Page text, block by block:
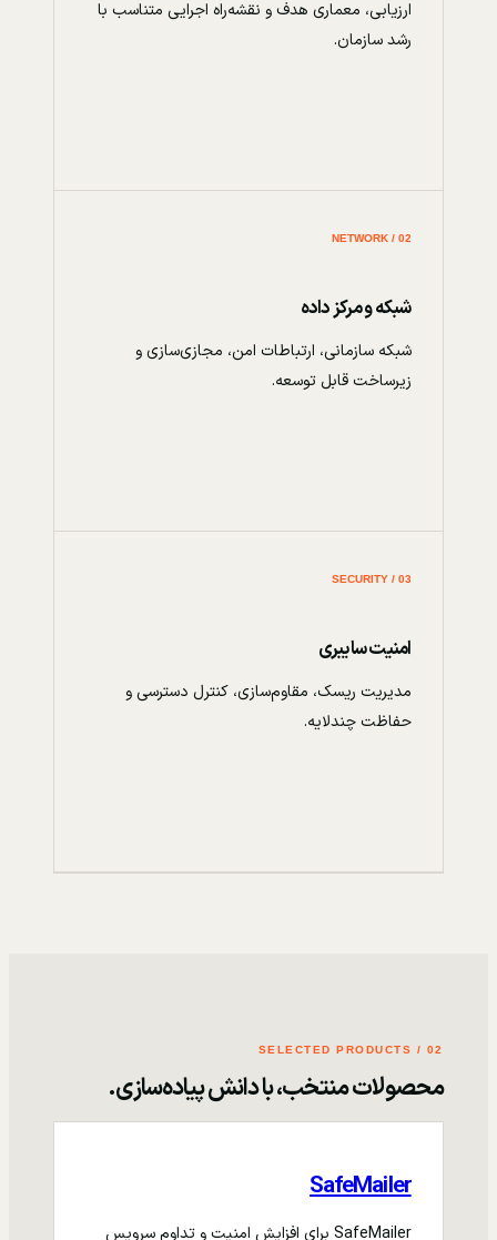
ارزیابی، معماری هدف و نقشه‌راه اجرایی متناسب با
رشد سازمان.
02 / NETWORK
شبکه و مرکز داده
شبکه سازمانی، ارتباطات امن، مجازی‌سازی و
زیرساخت قابل توسعه.
03 / SECURITY
امنیت سایبری
مدیریت ریسک، مقاوم‌سازی، کنترل دسترسی و
حفاظت چندلایه.
02 / SELECTED PRODUCTS
محصولات منتخب، با دانش پیاده‌سازی.
SafeMailer
SafeMailer برای افزایش امنیت و تداوم سرویس